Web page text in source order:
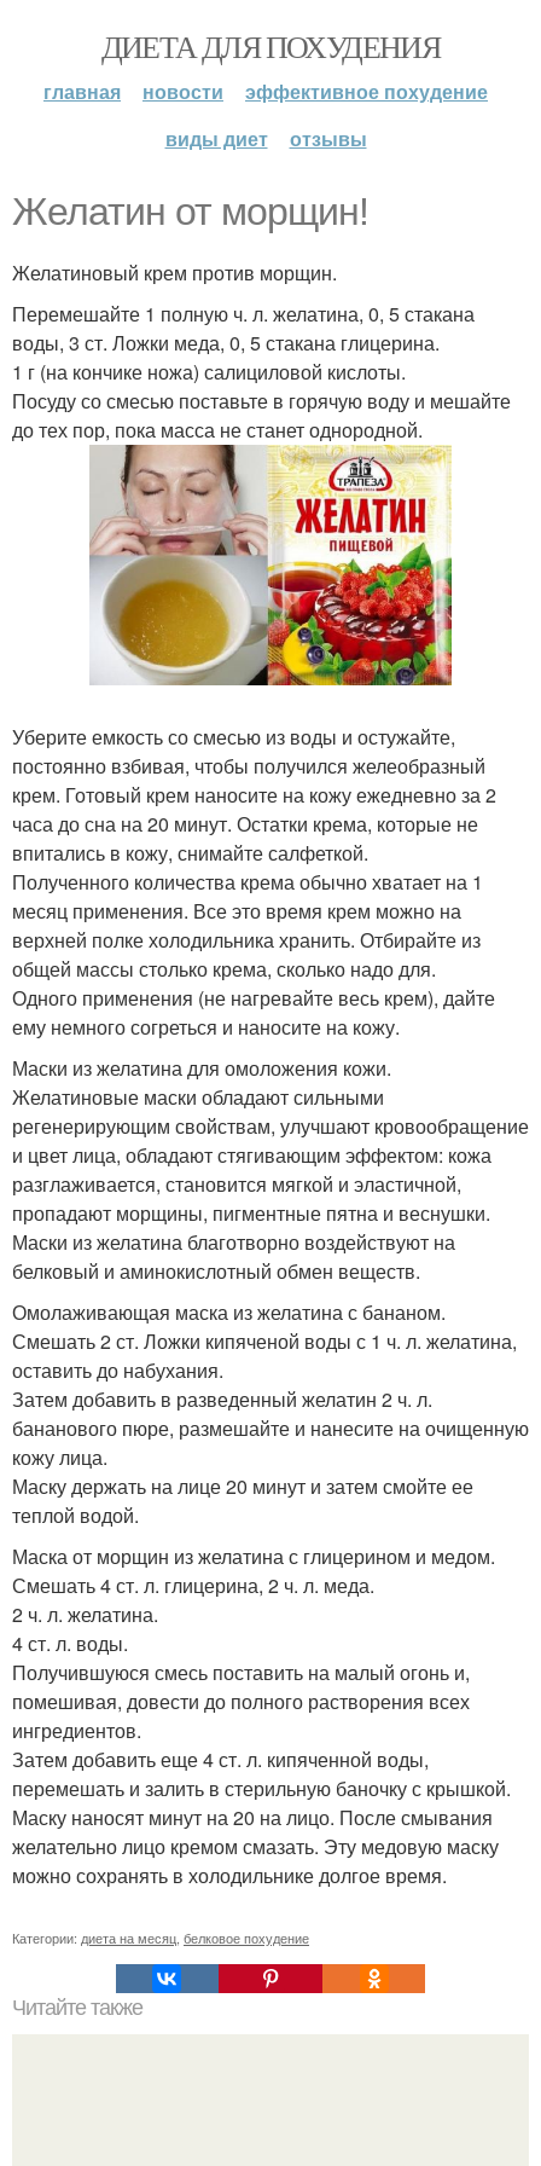
ДИЕТА ДЛЯ ПОХУДЕНИЯ
главная новости
эффективное похудение
виды диет
отзывы
Желатин от морщин!
Желатиновый крем против морщин.
Перемешайте 1 полную ч. л. желатина, 0, 5 стакана
воды, 3 ст. Ложки меда, 0, 5 стакана глицерина.
1 г (на кончике ножа) салициловой кислоты.
Посуду со смесью поставьте в горячую воду и мешайте
до тех пор, пока масса не станет однородной.
Уберите емкость со смесью из воды и остужайте,
постоянно взбивая, чтобы получился желеобразный
крем. Готовый крем наносите на кожу ежедневно за 2
часа до сна на 20 минут. Остатки крема, которые не
впитались в кожу, снимайте салфеткой.
Полученного количества крема обычно хватает на 1
месяц применения. Все это время крем можно на
верхней полке холодильника хранить. Отбирайте из
общей массы столько крема, сколько надо для.
Одного применения (не нагревайте весь крем), дайте
ему немного согреться и наносите на кожу.
Маски из желатина для омоложения кожи.
Желатиновые маски обладают сильными
регенерирующим свойствам, улучшают кровообращение
и цвет лица, обладают стягивающим эффектом: кожа
разглаживается, становится мягкой и эластичной,
пропадают морщины, пигментные пятна и веснушки.
Маски из желатина благотворно воздействуют на
белковый и аминокислотный обмен веществ.
Омолаживающая маска из желатина с бананом.
Смешать 2 ст. Ложки кипяченой воды с 1 ч. л. желатина,
оставить до набухания.
Затем добавить в разведенный желатин 2 ч. л.
бананового пюре, размешайте и нанесите на очищенную
кожу лица.
Маску держать на лице 20 минут и затем смойте ее
теплой водой.
Маска от морщин из желатина с глицерином и медом.
Смешать 4 ст. л. глицерина, 2 ч. л. меда.
2 ч. л. желатина.
4 ст. л. воды.
Получившуюся смесь поставить на малый огонь и,
помешивая, довести до полного растворения всех
ингредиентов.
Затем добавить еще 4 ст. л. кипяченной воды,
перемешать и залить в стерильную баночку с крышкой.
Маску наносят минут на 20 на лицо. После смывания
желательно лицо кремом смазать. Эту медовую маску
можно сохранять в холодильнике долгое время.
Категории: диета на месяц белковое похудение
Читайте также